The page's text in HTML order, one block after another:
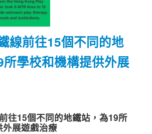
線前往15個不同的地
學校和機構提供外展
往15個不同的地鐵站，為19所
展遊戲治療